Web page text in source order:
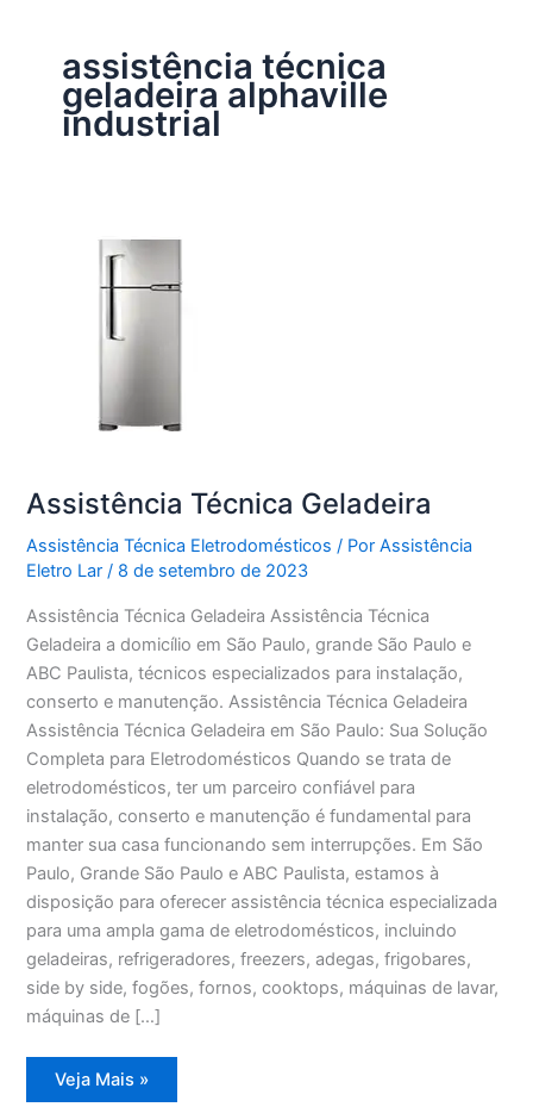
assistência técnica
geladeira alphaville
industrial
Assistência Técnica Geladeira
Assistência Técnica Eletrodomésticos / PorAssistência
Eletro Lar/ 8 de setembro de 2023
Assistência Técnica Geladeira Assistência Técnica
Geladeira a domicílio em São Paulo, grande São Paulo e
ABC Paulista, técnicos especializados para instalação,
conserto e manutenção. Assistência Técnica Geladeira
Assistência Técnica Geladeira em São Paulo: Sua Solução
Completa para Eletrodomésticos Quando se trata de
eletrodomésticos, ter um parceiro confiável para
instalação, conserto e manutenção é fundamental para
manter sua casa funcionando sem interrupções. Em São
Paulo, Grande São Paulo e ABC Paulista, estamos à
disposição para oferecer assistência técnica especializada
para uma ampla gama de eletrodomésticos, incluindo
geladeiras, refrigeradores, freezers, adegas, frigobares,
side by side, fogões, fornos, cooktops, máquinas de lavar,
máquinas de […]
Assistência
Técnica
Veja Mais »